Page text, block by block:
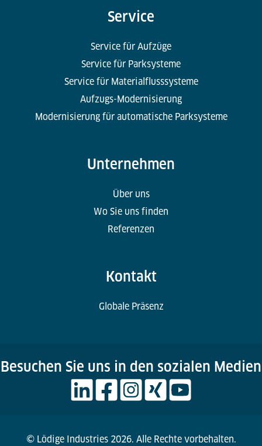
Service
Service für Aufzüge
Service für Parksysteme
Service für Materialflusssysteme
Aufzugs-Modernisierung
Modernisierung für automatische Parksysteme
Unternehmen
Über uns
Wo Sie uns finden
Referenzen
Kontakt
Globale Präsenz
Besuchen Sie uns in den sozialen Medien
© Lödige Industries 2026. Alle Rechte vorbehalten.